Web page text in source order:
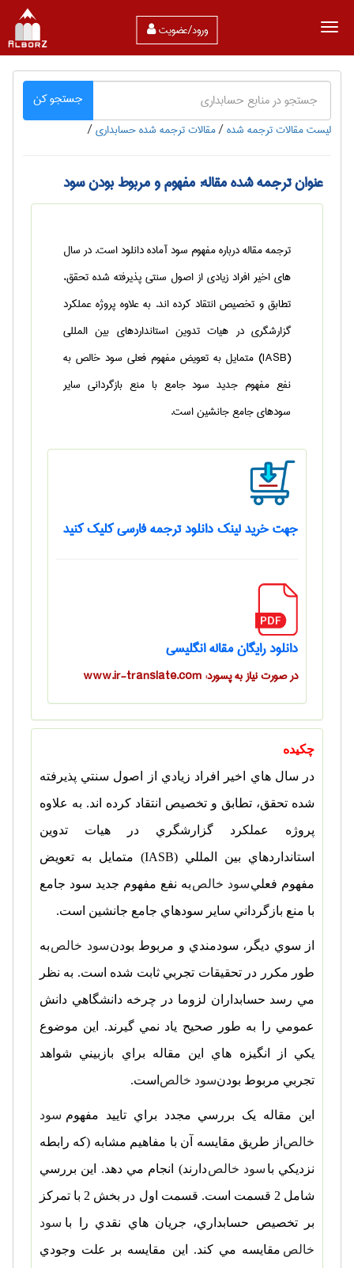
ورود/عضویت
جستجو کن
لیست مقالات ترجمه شده/مقالات ترجمه شده حسابداری/
عنوان ترجمه شده مقاله: مفهوم و مربوط بودن سود
ترجمه مقاله درباره مفهوم سود آماده دانلود است. در سال
هاي اخير افراد زيادي از اصول سنتي پذيرفته شده تحقق،
تطابق و تخصيص انتقاد کرده اند. به علاوه پروژه عملکرد
گزارشگري در هيات تدوين استانداردهاي بين المللي
(IASB) متمايل به تعويض مفهوم فعلي سود خالص به
نفع مفهوم جديد سود جامع با منع بازگرداني ساير
سودهاي جامع جانشين است.
جهت خرید لینک دانلود ترجمه فارسی کلیک کنید
دانلود رایگان مقاله انگلیسی
در صورت نیاز به پسورد: www.ir-translate.com
چکیده
در سال هاي اخير افراد زيادي از اصول سنتي پذيرفته
شده تحقق، تطابق و تخصيص انتقاد کرده اند. به علاوه
پروژه عملکرد گزارشگري در هيات تدوين
استانداردهاي بين المللي (IASB) متمايل به تعويض
مفهوم فعليسود خالصبه نفع مفهوم جديد سود جامع
با منع بازگرداني ساير سودهاي جامع جانشين است.
از سوي ديگر، سودمندي و مربوط بودنسود خالصبه
طور مکرر در تحقيقات تجربي ثابت شده است. به نظر
مي رسد حسابداران لزوما در چرخه دانشگاهي دانش
عمومي را به طور صحيح ياد نمي گيرند. اين موضوع
يکي از انگيزه هاي اين مقاله براي بازبيني شواهد
تجربي مربوط بودنسود خالصاست.
اين مقاله يک بررسي مجدد براي تاييد مفهومسود
خالصاز طريق مقايسه آن با مفاهيم مشابه (که رابطه
نزديکي باسود خالصدارند) انجام مي دهد. اين بررسي
شامل 2 قسمت است. قسمت اول در بخش 2 با تمرکز
بر تخصيص حسابداري، جريان هاي نقدي را باسود
خالصمقايسه مي کند. اين مقايسه بر علت وجودي